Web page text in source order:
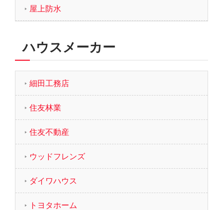
屋上防水
ハウスメーカー
細田工務店
住友林業
住友不動産
ウッドフレンズ
ダイワハウス
トヨタホーム